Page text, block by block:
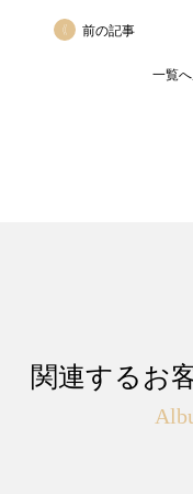
前の記事
一覧
関連するお